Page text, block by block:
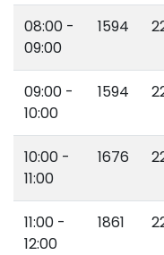
08:00 -
09:00
1594
09:00 -
10:00
1594
10:00 -
11:00
1676
11:00 -
12:00
1861